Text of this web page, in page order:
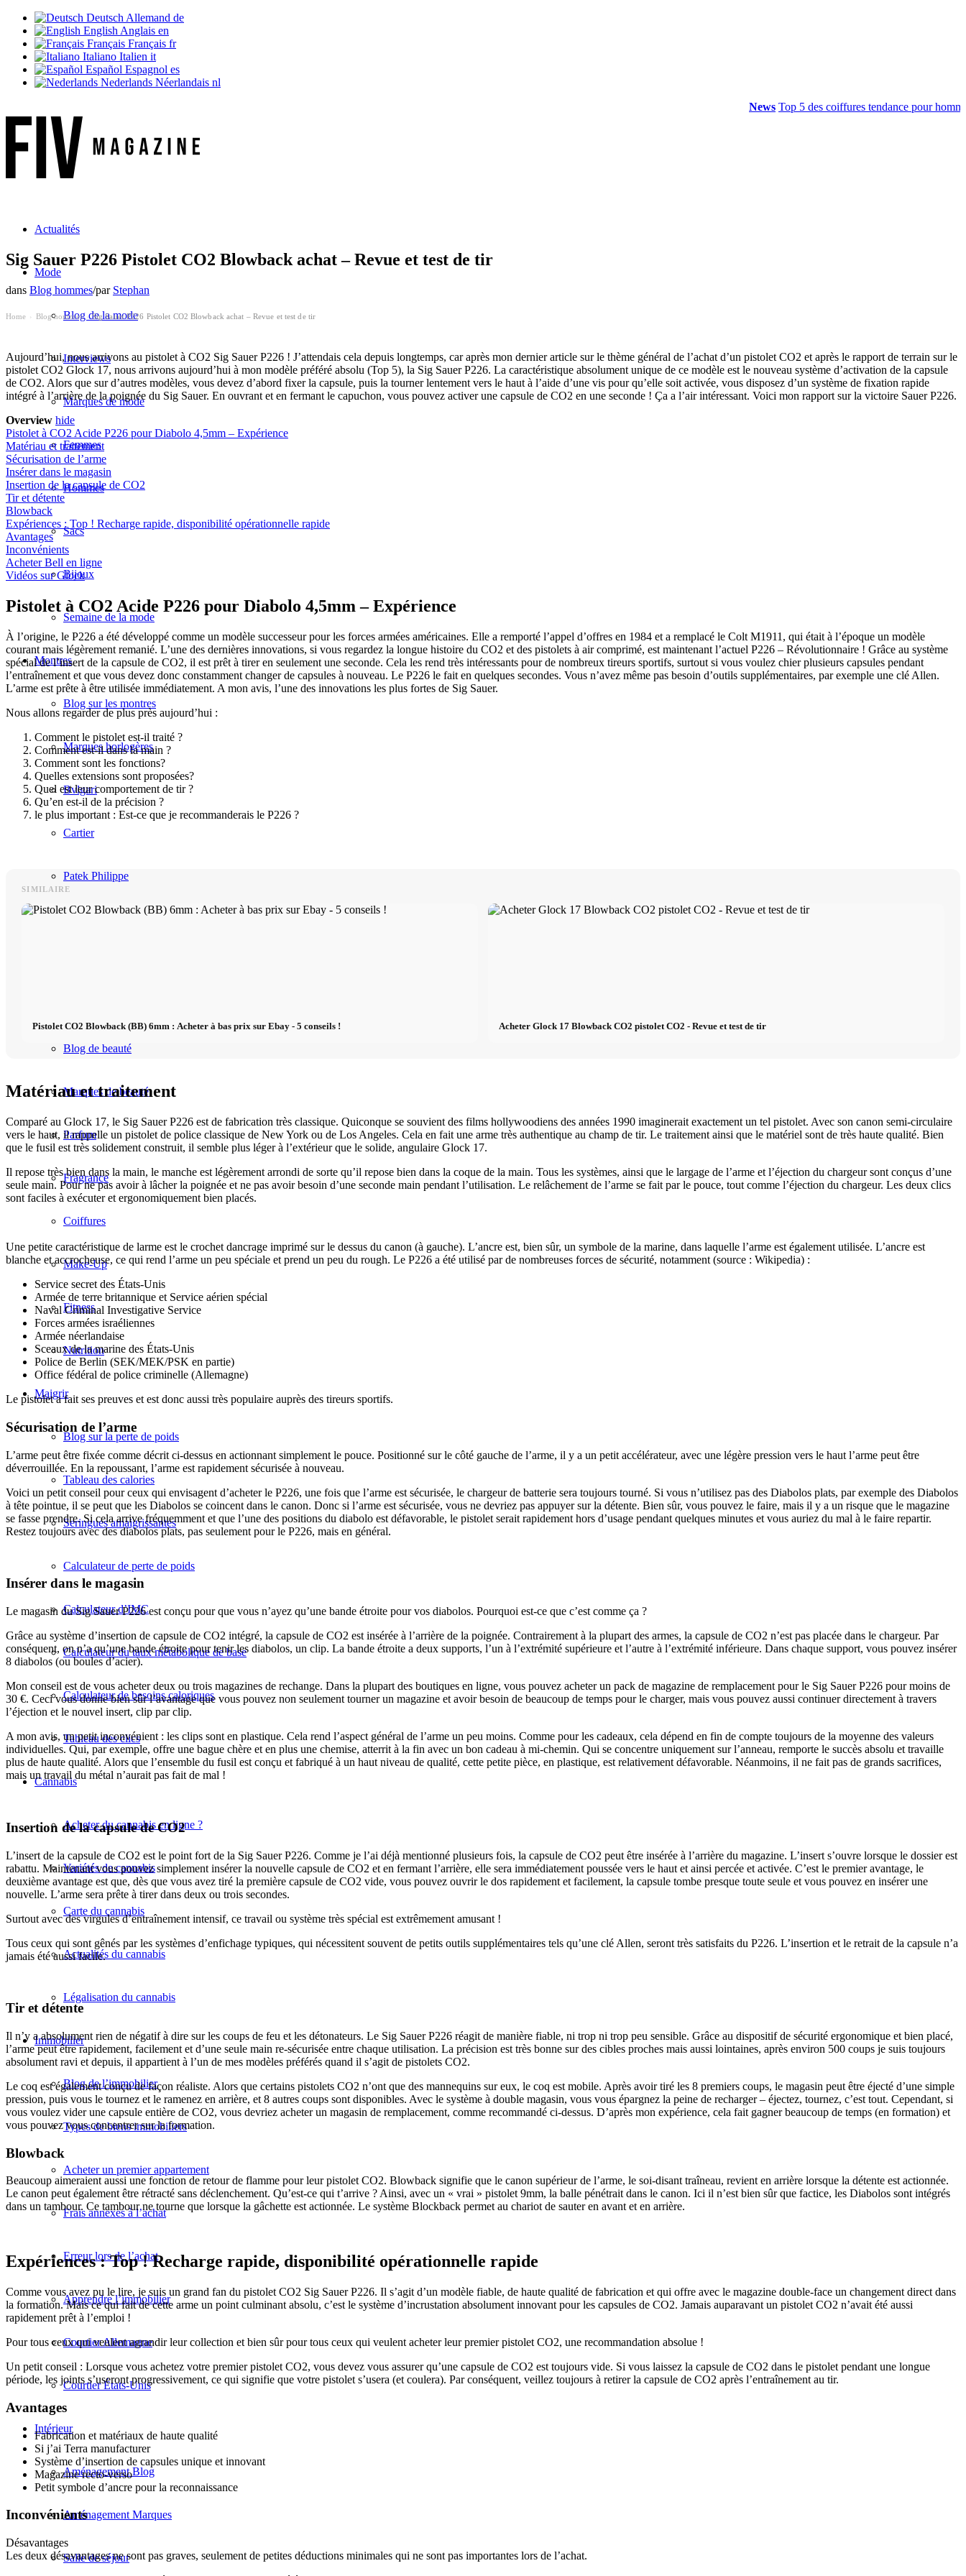
Deutsch Allemand de
English Anglais en
Français Français fr
Italiano Italien it
Español Espagnol es
Nederlands Néerlandais nl
News Top 5 des coiffures tendance pour hommes...
Actualités
Mode
Blog de la mode
Interviews
Marques de mode
Femmes
Hommes
Sacs
Bijoux
Semaine de la mode
Montres
Blog sur les montres
Marques horlogères
Bvlgari
Cartier
Patek Philippe
Blog de beauté
Marques de beauté
Parfum
Fragrance
Coiffures
Make-Up
Fitness
Nutrition
Maigrir
Blog sur la perte de poids
Tableau des calories
Seringues amaigrissantes
Calculateur de perte de poids
Calculateur d’IMC
Calculateur du taux métabolique de base
Calculateur de besoins caloriques
Tableau des clics
Cannabis
Acheter du cannabis en ligne ?
Variétés de cannabis
Carte du cannabis
Actualités du cannabis
Légalisation du cannabis
Immobilier
Blog de l’immobilier
Types de biens immobiliers
Acheter un premier appartement
Frais annexes à l’achat
Erreur lors de l’achat
Apprendre l’immobilier
Courtier Allemagne
Courtier États-Unis
Intérieur
Aménagement Blog
Aménagement Marques
Salle de séjour
Sig Sauer P226 Pistolet CO2 Blowback achat – Revue et test de tir
dans Blog hommes/par Stephan
Home Blog hommes Sig Sauer P226 Pistolet CO2 Blowback achat – Revue et test de tir
Aujourd’hui, nous arrivons au pistolet à CO2 Sig Sauer P226 ! J’attendais cela depuis longtemps, car après mon dernier article sur le thème général de l’achat d’un pistolet CO2 et après le rapport de terrain sur le
pistolet CO2 Glock 17, nous arrivons aujourd’hui à mon modèle préféré absolu (Top 5), la Sig Sauer P226. La caractéristique absolument unique de ce modèle est le nouveau système d’activation de la capsule
de CO2. Alors que sur d’autres modèles, vous devez d’abord fixer la capsule, puis la tourner lentement vers le haut à l’aide d’une vis pour qu’elle soit activée, vous disposez d’un système de fixation rapide
intégré à l’arrière de la poignée du Sig Sauer. En ouvrant et en fermant le capuchon, vous pouvez activer une capsule de CO2 en une seconde ! Ça a l’air intéressant. Voici mon rapport sur la victoire Sauer P226.
Overview hide
Pistolet à CO2 Acide P226 pour Diabolo 4,5mm – Expérience
Matériau et traitement
Sécurisation de l’arme
Insérer dans le magasin
Insertion de la capsule de CO2
Tir et détente
Blowback
Expériences : Top ! Recharge rapide, disponibilité opérationnelle rapide
Avantages
Inconvénients
Acheter Bell en ligne
Vidéos sur Glock
Pistolet à CO2 Acide P226 pour Diabolo 4,5mm – Expérience
À l’origine, le P226 a été développé comme un modèle successeur pour les forces armées américaines. Elle a remporté l’appel d’offres en 1984 et a remplacé le Colt M1911, qui était à l’époque un modèle
courant mais légèrement remanié. L’une des dernières innovations, si vous regardez la longue histoire du CO2 et des pistolets à air comprimé, est maintenant l’actuel P226 – Révolutionnaire ! Grâce au système
spécial de l’insert de la capsule de CO2, il est prêt à tirer en seulement une seconde. Cela les rend très intéressants pour de nombreux tireurs sportifs, surtout si vous voulez chier plusieurs capsules pendant
l’entraînement et que vous devez donc constamment changer de capsules à nouveau. Le P226 le fait en quelques secondes. Vous n’avez même pas besoin d’outils supplémentaires, par exemple une clé Allen.
L’arme est prête à être utilisée immédiatement. A mon avis, l’une des innovations les plus fortes de Sig Sauer.
Nous allons regarder de plus près aujourd’hui :
Comment le pistolet est-il traité ?
Comment est-il dans la main ?
Comment sont les fonctions?
Quelles extensions sont proposées?
Quel est leur comportement de tir ?
Qu’en est-il de la précision ?
le plus important : Est-ce que je recommanderais le P226 ?
SIMILAIRE
Pistolet CO2 Blowback (BB) 6mm : Acheter à bas prix sur Ebay - 5 conseils ! Acheter Glock 17 Blowback CO2 pistolet CO2 - Revue et test de tir
Matériau et traitement
Comparé au Glock 17, le Sig Sauer P226 est de fabrication très classique. Quiconque se souvient des films hollywoodiens des années 1990 imaginerait exactement un tel pistolet. Avec son canon semi-circulaire
vers le haut, il rappelle un pistolet de police classique de New York ou de Los Angeles. Cela en fait une arme très authentique au champ de tir. Le traitement ainsi que le matériel sont de très haute qualité. Bien
que le fusil est très solidement construit, il semble plus léger à l’extérieur que le solide, angulaire Glock 17.
Il repose très bien dans la main, le manche est légèrement arrondi de sorte qu’il repose bien dans la coque de la main. Tous les systèmes, ainsi que le largage de l’arme et l’éjection du chargeur sont conçus d’une
seule main. Pour ne pas avoir à lâcher la poignée et ne pas avoir besoin d’une seconde main pendant l’utilisation. Le relâchement de l’arme se fait par le pouce, tout comme l’éjection du chargeur. Les deux clics
sont faciles à exécuter et ergonomiquement bien placés.
Une petite caractéristique de larme est le crochet dancrage imprimé sur le dessus du canon (à gauche). L’ancre est, bien sûr, un symbole de la marine, dans laquelle l’arme est également utilisée. L’ancre est
blanche et accrocheuse, ce qui rend l’arme un peu spéciale et prend un peu du rough. Le P226 a été utilisé par de nombreuses forces de sécurité, notamment (source : Wikipedia) :
Service secret des États-Unis
Armée de terre britannique et Service aérien spécial
Naval Criminal Investigative Service
Forces armées israéliennes
Armée néerlandaise
Sceaux de la marine des États-Unis
Police de Berlin (SEK/MEK/PSK en partie)
Office fédéral de police criminelle (Allemagne)
Le pistolet a fait ses preuves et est donc aussi très populaire auprès des tireurs sportifs.
Sécurisation de l’arme
L’arme peut être fixée comme décrit ci-dessus en actionnant simplement le pouce. Positionné sur le côté gauche de l’arme, il y a un petit accélérateur, avec une légère pression vers le haut l’arme peut être
déverrouillée. En la repoussant, l’arme est rapidement sécurisée à nouveau.
Voici un petit conseil pour ceux qui envisagent d’acheter le P226, une fois que l’arme est sécurisée, le chargeur de batterie sera toujours tourné. Si vous n’utilisez pas des Diabolos plats, par exemple des Diabolos
à tête pointue, il se peut que les Diabolos se coincent dans le canon. Donc si l’arme est sécurisée, vous ne devriez pas appuyer sur la détente. Bien sûr, vous pouvez le faire, mais il y a un risque que le magazine
se fasse prendre. Si cela arrive fréquemment et que l’une des positions du diabolo est défavorable, le pistolet serait rapidement hors d’usage pendant quelques minutes et vous auriez du mal à le faire repartir.
Restez toujours avec des diabolos plats, pas seulement pour le P226, mais en général.
Insérer dans le magasin
Le magasin du Sig Sauer P226 est conçu pour que vous n’ayez qu’une bande étroite pour vos diabolos. Pourquoi est-ce que c’est comme ça ?
Grâce au système d’insertion de capsule de CO2 intégré, la capsule de CO2 est insérée à l’arrière de la poignée. Contrairement à la plupart des armes, la capsule de CO2 n’est pas placée dans le chargeur. Par
conséquent, on n’a qu’une bande étroite pour tenir les diabolos, un clip. La bande étroite a deux supports, l’un à l’extrémité supérieure et l’autre à l’extrémité inférieure. Dans chaque support, vous pouvez insérer
8 diabolos (ou boules d’acier).
Mon conseil est de vous acheter deux ou trois magazines de rechange. Dans la plupart des boutiques en ligne, vous pouvez acheter un pack de magazine de remplacement pour le Sig Sauer P226 pour moins de
30 €. Ceci vous donne bien sûr l’avantage que vous pouvez non seulement tourner un magazine et avoir besoin de beaucoup de temps pour le charger, mais vous pouvez aussi continuer directement à travers
l’éjection et le nouvel insert, clip par clip.
A mon avis, un petit inconvénient : les clips sont en plastique. Cela rend l’aspect général de l’arme un peu moins. Comme pour les cadeaux, cela dépend en fin de compte toujours de la moyenne des valeurs
individuelles. Qui, par exemple, offre une bague chère et en plus une chemise, atterrit à la fin avec un bon cadeau à mi-chemin. Qui se concentre uniquement sur l’anneau, remporte le succès absolu et travaille
plus de haute qualité. Alors que l’ensemble du fusil est conçu et fabriqué à un haut niveau de qualité, cette petite pièce, en plastique, est relativement défavorable. Néanmoins, il ne fait pas de grands sacrifices,
mais un travail du métal n’aurait pas fait de mal !
Insertion de la capsule de CO2
L’insert de la capsule de CO2 est le point fort de la Sig Sauer P226. Comme je l’ai déjà mentionné plusieurs fois, la capsule de CO2 peut être insérée à l’arrière du magazine. L’insert s’ouvre lorsque le dossier est
rabattu. Maintenant vous pouvez simplement insérer la nouvelle capsule de CO2 et en fermant l’arrière, elle sera immédiatement poussée vers le haut et ainsi percée et activée. C’est le premier avantage, le
deuxième avantage est que, dès que vous avez tiré la première capsule de CO2 vide, vous pouvez ouvrir le dos rapidement et facilement, la capsule tombe presque toute seule et vous pouvez en insérer une
nouvelle. L’arme sera prête à tirer dans deux ou trois secondes.
Surtout avec des virgules d’entraînement intensif, ce travail ou système très spécial est extrêmement amusant !
Tous ceux qui sont gênés par les systèmes d’enfichage typiques, qui nécessitent souvent de petits outils supplémentaires tels qu’une clé Allen, seront très satisfaits du P226. L’insertion et le retrait de la capsule n’a
jamais été aussi facile.
Tir et détente
Il n’y a absolument rien de négatif à dire sur les coups de feu et les détonateurs. Le Sig Sauer P226 réagit de manière fiable, ni trop ni trop peu sensible. Grâce au dispositif de sécurité ergonomique et bien placé,
l’arme peut être rapidement, facilement et d’une seule main re-sécurisée entre chaque utilisation. La précision est très bonne sur des cibles proches mais aussi lointaines, après environ 500 coups je suis toujours
absolument ravi et depuis, il appartient à l’un de mes modèles préférés quand il s’agit de pistolets CO2.
Le coq est également conçu de façon réaliste. Alors que certains pistolets CO2 n’ont que des mannequins sur eux, le coq est mobile. Après avoir tiré les 8 premiers coups, le magasin peut être éjecté d’une simple
pression, puis vous le tournez et le ramenez en arrière, et 8 autres coups sont disponibles. Avec le système à double magasin, vous vous épargnez la peine de recharger – éjectez, tournez, c’est tout. Cependant, si
vous voulez vider une capsule entière de CO2, vous devriez acheter un magasin de remplacement, comme recommandé ci-dessus. D’après mon expérience, cela fait gagner beaucoup de temps (en formation) et
vous pouvez vous concentrer sur la formation.
Blowback
Beaucoup aimeraient aussi une fonction de retour de flamme pour leur pistolet CO2. Blowback signifie que le canon supérieur de l’arme, le soi-disant traîneau, revient en arrière lorsque la détente est actionnée.
Le canon peut également être rétracté sans déclenchement. Qu’est-ce qui t’arrive ? Ainsi, avec un « vrai » pistolet 9mm, la balle pénétrait dans le canon. Ici il n’est bien sûr que factice, les Diabolos sont intégrés
dans un tambour. Ce tambour ne tourne que lorsque la gâchette est actionnée. Le système Blockback permet au chariot de sauter en avant et en arrière.
Expériences : Top ! Recharge rapide, disponibilité opérationnelle rapide
Comme vous avez pu le lire, je suis un grand fan du pistolet CO2 Sig Sauer P226. Il s’agit d’un modèle fiable, de haute qualité de fabrication et qui offre avec le magazine double-face un changement direct dans
la formation. Mais ce qui fait de cette arme un point culminant absolu, c’est le système d’incrustation absolument innovant pour les capsules de CO2. Jamais auparavant un pistolet CO2 n’avait été aussi
rapidement prêt à l’emploi !
Pour tous ceux qui veulent agrandir leur collection et bien sûr pour tous ceux qui veulent acheter leur premier pistolet CO2, une recommandation absolue !
Un petit conseil : Lorsque vous achetez votre premier pistolet CO2, vous devez vous assurer qu’une capsule de CO2 est toujours vide. Si vous laissez la capsule de CO2 dans le pistolet pendant une longue
période, les joints s’useront progressivement, ce qui signifie que votre pistolet s’usera (et coulera). Par conséquent, veillez toujours à retirer la capsule de CO2 après l’entraînement au tir.
Avantages
Fabrication et matériaux de haute qualité
Si j’ai Terra manufacturer
Système d’insertion de capsules unique et innovant
Magazine recto-verso
Petit symbole d’ancre pour la reconnaissance
Inconvénients
Désavantages
Les deux désavantages ne sont pas graves, seulement de petites déductions minimales qui ne sont pas importantes lors de l’achat.